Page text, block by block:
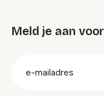
Meld je aan